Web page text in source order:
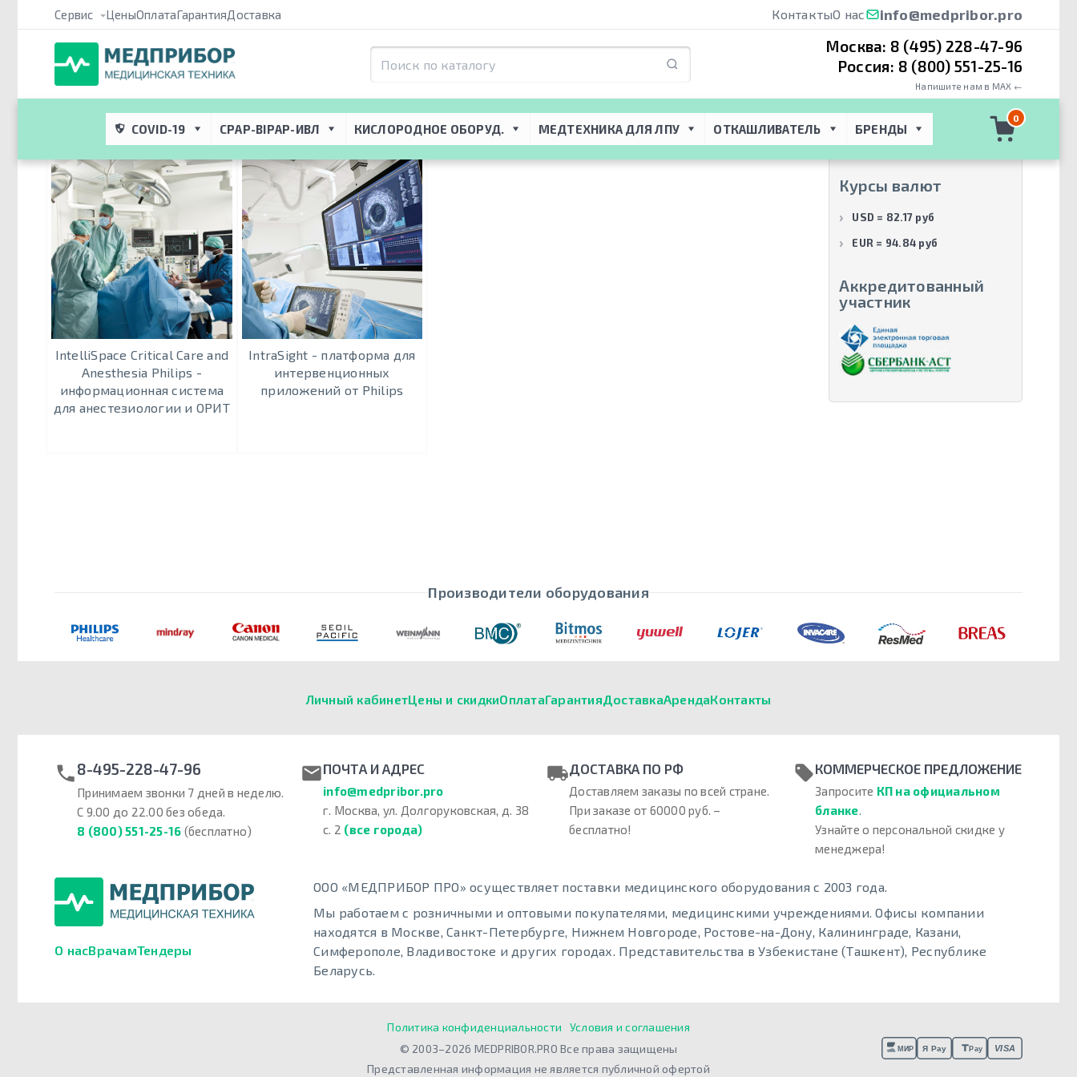
Сервис ЦеныОплатаГарантияДоставка КонтактыО нас info@medpribor.pro
Москва: 8 (495) 228-47-96
Россия: 8 (800) 551-25-16
Напишите нам в MAX ←
COVID-19 CPAP-BIPAP-ИВЛ КИСЛОРОДНОЕ ОБОРУД. МЕДТЕХНИКА ДЛЯ ЛПУ ОТКАШЛИВАТЕЛЬ БРЕНДЫ
0
Медприбор ПРО → Метки → Системы для анестезиологии
Системы для анестезиологии
IntelliSpace Critical Care and
Anesthesia Philips -
информационная система
для анестезиологии и ОРИТ
IntraSight - платформа для
интервенционных
приложений от Philips
Производители
Philips Healthcare (2)
Курсы валют
USD = 82.17 руб
EUR = 94.84 руб
Аккредитованный
участник
Производители оборудования
Личный кабинетЦены и скидкиОплатаГарантияДоставкаАрендаКонтакты
8-495-228-47-96
Принимаем звонки 7 дней в неделю.
С 9.00 до 22.00 без обеда.
8 (800) 551-25-16 (бесплатно)
ПОЧТА И АДРЕС
info@medpribor.pro
г. Москва, ул. Долгоруковская, д. 38
с. 2 (все города)
ДОСТАВКА ПО РФ
Доставляем заказы по всей стране.
При заказе от 60000 руб. –
бесплатно!
КОММЕРЧЕСКОЕ ПРЕДЛОЖЕНИЕ
Запросите КП на официальном
бланке.
Узнайте о персональной скидке у
менеджера!
О насВрачамТендеры
ООО «МЕДПРИБОР ПРО» осуществляет поставки медицинского оборудования с 2003 года.
Мы работаем с розничными и оптовыми покупателями, медицинскими учреждениями. Офисы компании
находятся в Москве, Санкт-Петербурге, Нижнем Новгороде, Ростове-на-Дону, Калининграде, Казани,
Симферополе, Владивостоке и других городах. Представительства в Узбекистане (Ташкент), Республике
Беларусь.
Политика конфиденциальности
Условия и соглашения
© 2003–2026 MEDPRIBOR.PRO Все права защищены
Представленная информация не является публичной офертой
МИР Я Pay Pay VISA